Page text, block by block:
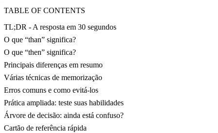
TABLE OF CONTENTS
TL;DR - A resposta em 30 segundos
O que “than” significa?
O que “then” significa?
Principais diferenças em resumo
Várias técnicas de memorização
Erros comuns e como evitá-los
Prática ampliada: teste suas habilidades
Árvore de decisão: ainda está confuso?
Cartão de referência rápida